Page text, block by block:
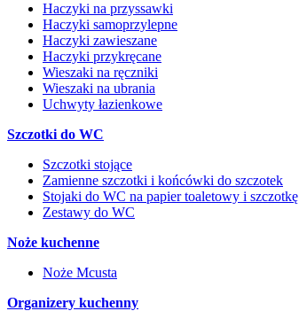
Haczyki na przyssawki
Haczyki samoprzylepne
Haczyki zawieszane
Haczyki przykręcane
Wieszaki na ręczniki
Wieszaki na ubrania
Uchwyty łazienkowe
Szczotki do WC
Szczotki stojące
Zamienne szczotki i końcówki do szczotek
Stojaki do WC na papier toaletowy i szczotkę
Zestawy do WC
Noże kuchenne
Noże Mcusta
Organizery kuchenny